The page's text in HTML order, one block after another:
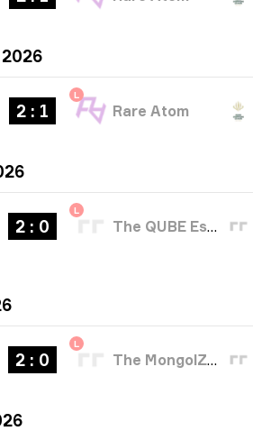
2 : 1
L
Rare Atom
2 : 0
L
The QUBE Esports
2 : 0
L
The MongolZ Academy